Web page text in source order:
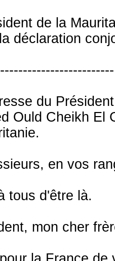
de la
déclaration
du
Ould Cheikh El
en vos
tous d'être là.
mon cher